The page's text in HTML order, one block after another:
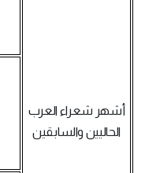
أشهر شعراء العرب
الحاليين والسابقين